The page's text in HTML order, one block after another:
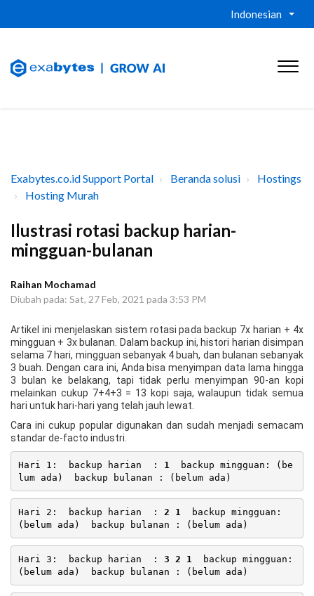
Indonesian
Exabytes.co.id Support Portal Beranda solusi
Hostings
Hosting Murah
Ilustrasi rotasi backup harian-
mingguan-bulanan
Raihan Mochamad
Diubah pada: Sat, 27 Feb, 2021 pada 3:53 PM
Artikel ini menjelaskan sistem rotasi pada backup 7x harian + 4x
mingguan + 3x bulanan. Dalam backup ini, histori harian disimpan
selama 7 hari, mingguan sebanyak 4 buah, dan bulanan sebanyak
3 buah. Dengan cara ini, Anda bisa menyimpan data lama hingga
3 bulan ke belakang, tapi tidak perlu menyimpan 90-an kopi
melainkan cukup 7+4+3 = 13 kopi saja, walaupun tidak semua
hari untuk hari-hari yang telah jauh lewat.
Cara ini cukup popular digunakan dan sudah menjadi semacam
standar de-facto industri.
Hari 1:  backup harian  : 1
  backup mingguan: (be
Hari 2:  backup harian  : 2 1
  backup mingguan:
Hari 3:  backup harian  : 3 2 1
  backup mingguan: